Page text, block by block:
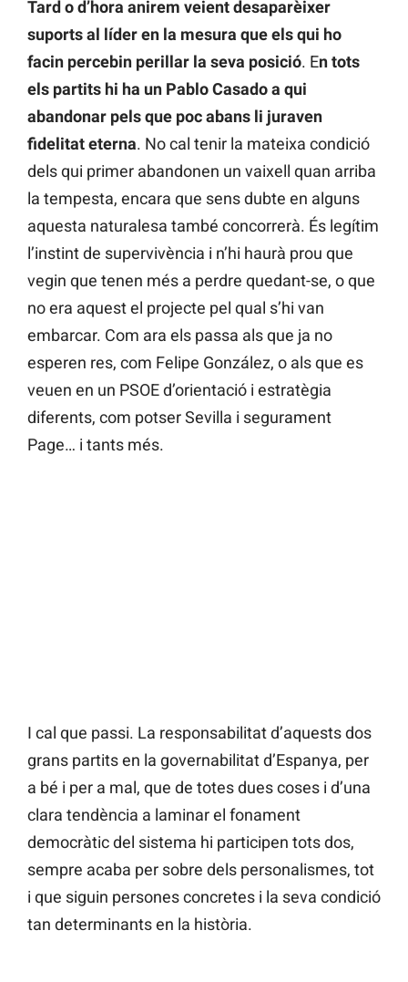
Tard o d’hora anirem veient desaparèixer
suports al líder en la mesura que els qui ho
facin percebin perillar la seva posició. En tots
els partits hi ha un Pablo Casado a qui
abandonar pels que poc abans li juraven
fidelitat eterna. No cal tenir la mateixa condició
dels qui primer abandonen un vaixell quan arriba
la tempesta, encara que sens dubte en alguns
aquesta naturalesa també concorrerà. És legítim
l’instint de supervivència i n’hi haurà prou que
vegin que tenen més a perdre quedant-se, o que
no era aquest el projecte pel qual s’hi van
embarcar. Com ara els passa als que ja no
esperen res, com Felipe González, o als que es
veuen en un PSOE d’orientació i estratègia
diferents, com potser Sevilla i segurament
Page… i tants més.
I cal que passi. La responsabilitat d’aquests dos
grans partits en la governabilitat d’Espanya, per
a bé i per a mal, que de totes dues coses i d’una
clara tendència a laminar el fonament
democràtic del sistema hi participen tots dos,
sempre acaba per sobre dels personalismes, tot
i que siguin persones concretes i la seva condició
tan determinants en la història.